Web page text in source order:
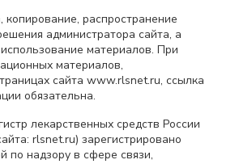
распространение
администратора сайта, а
материалов. При
материалов,
сайта www.rlsnet.ru, ссылка
обязательна.
лекарственных средств России
rlsnet.ru) зарегистрировано
по надзору в сфере связи,